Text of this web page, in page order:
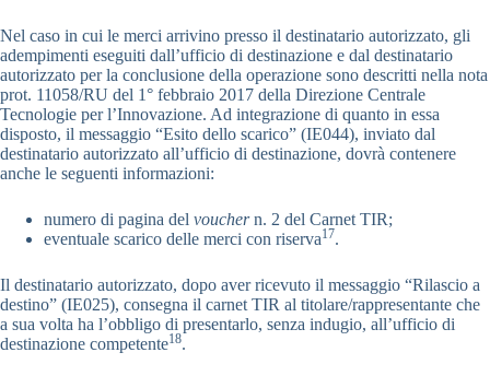
Nel caso in cui le merci arrivino presso il destinatario autorizzato, gli
adempimenti eseguiti dall’ufficio di destinazione e dal destinatario
autorizzato per la conclusione della operazione sono descritti nella nota
prot. 11058/RU del 1° febbraio 2017 della Direzione Centrale
Tecnologie per l’Innovazione. Ad integrazione di quanto in essa
disposto, il messaggio “Esito dello scarico” (IE044), inviato dal
destinatario autorizzato all’ufficio di destinazione, dovrà contenere
anche le seguenti informazioni:
numero di pagina del vouchern. 2 del Carnet TIR;
eventuale scarico delle merci con riserva17.
Il destinatario autorizzato, dopo aver ricevuto il messaggio “Rilascio a
destino” (IE025), consegna il carnet TIR al titolare/rappresentante che
a sua volta ha l’obbligo di presentarlo, senza indugio, all’ufficio di
destinazione competente18.